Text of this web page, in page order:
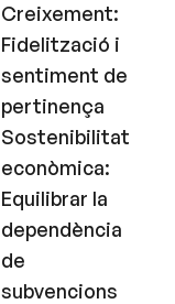
Creixement:
Fidelització i
sentiment de
pertinença
Sostenibilitat
econòmica:
Equilibrar la
dependència
de
subvencions